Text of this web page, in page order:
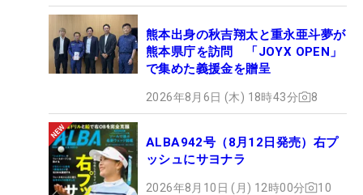
熊本出身の秋吉翔太と重永亜斗夢が
熊本県庁を訪問 「JOYX OPEN」
で集めた義援金を贈呈
2026年8月6日 (木) 18時43分 8
ALBA942号（8月12日発売）右プ
ッシュにサヨナラ
2026年8月10日 (月) 12時00分 10